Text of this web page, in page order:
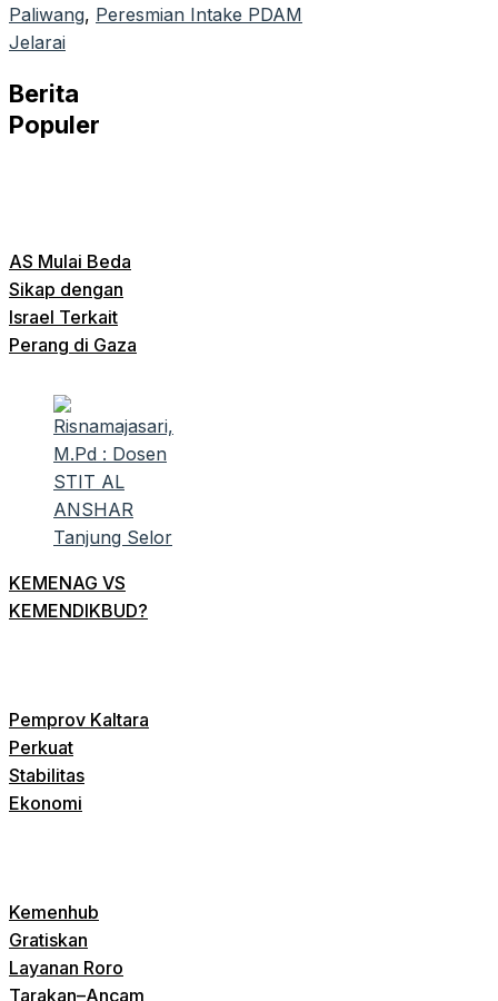
Paliwang, Peresmian Intake PDAM
Jelarai
Berita
Populer
AS Mulai Beda
Sikap dengan
Israel Terkait
Perang di Gaza
KEMENAG VS
KEMENDIKBUD?
Pemprov Kaltara
Perkuat
Stabilitas
Ekonomi
Kemenhub
Gratiskan
Layanan Roro
Tarakan–Ancam